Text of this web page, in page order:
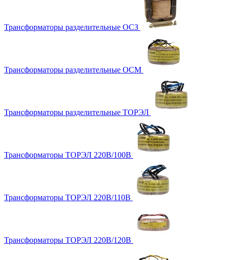
Трансформаторы разделительные ОСЗ
Трансформаторы разделительные ОСМ
Трансформаторы разделительные ТОРЭЛ
Трансформаторы ТОРЭЛ 220В/100В
Трансформаторы ТОРЭЛ 220В/110В
Трансформаторы ТОРЭЛ 220В/120В